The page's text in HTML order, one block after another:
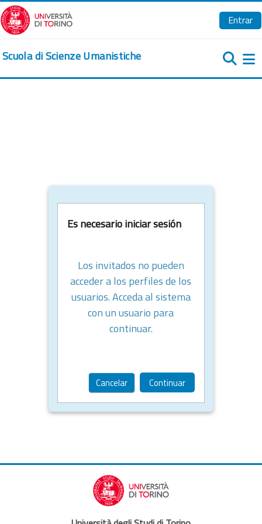
Salta al contenido principal
Entrar
Scuola di Scienze Umanistiche
Es necesario iniciar sesión
Los invitados no pueden
acceder a los perfiles de los
usuarios. Acceda al sistema
con un usuario para
continuar.
Cancelar Continuar